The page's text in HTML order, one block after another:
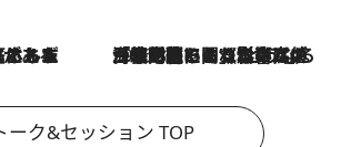
2026.8.3
「住宅建てられない…」「サーチャージ料の高値が続いている」ホルムズ海峡封鎖による影響はいつまで続く？《エネルギー専門家に聞く“どうなる日本の暮らし”》
ーク&セッション TOP